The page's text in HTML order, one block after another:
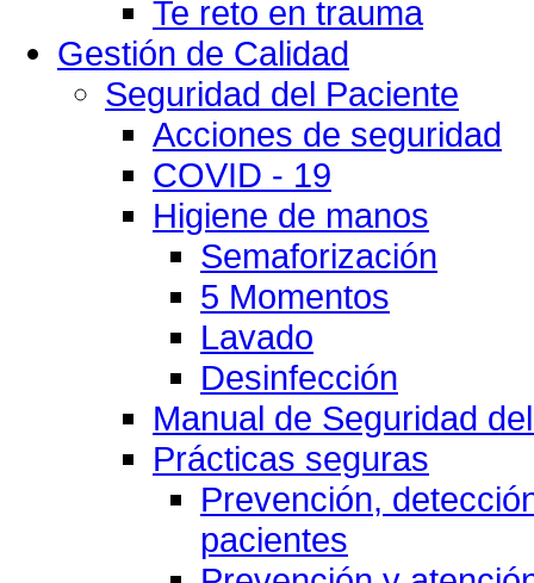
Te reto en trauma
Gestión de Calidad
Seguridad del Paciente
Acciones de seguridad
COVID - 19
Higiene de manos
Semaforización
5 Momentos
Lavado
Desinfección
Manual de Seguridad
Prácticas seguras
Prevención,
pacientes